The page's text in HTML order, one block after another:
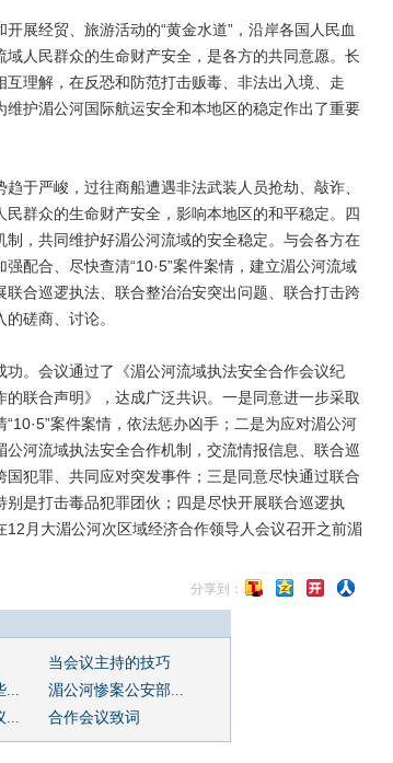
经贸、旅游活动的“黄金水道”，沿岸各国人民血
人民群众的生命财产安全，是各方的共同意愿。长
理解，在反恐和防范打击贩毒、非法出入境、走
护湄公河国际航运安全和本地区的稳定作出了重要
严峻，过往商船遭遇非法武装人员抢劫、敲诈、
群众的生命财产安全，影响本地区的和平稳定。四
，共同维护好湄公河流域的安全稳定。与会各方在
配合、尽快查清“10·5”案件案情，建立湄公河流域
合巡逻执法、联合整治治安突出问题、联合打击跨
磋商、讨论。
。会议通过了《湄公河流域执法安全合作会议纪
联合声明》，达成广泛共识。一是同意进一步采取
案件案情，依法惩办凶手；二是为应对湄公河
河流域执法安全合作机制，交流情报信息、联合巡
犯罪、共同应对突发事件；三是同意尽快通过联合
是打击毒品犯罪团伙；四是尽快开展联合巡逻执
月大湄公河次区域经济合作领导人会议召开之前湄
分享到：
当会议主持的技巧
...
湄公河惨案公安部...
... 合作会议致词